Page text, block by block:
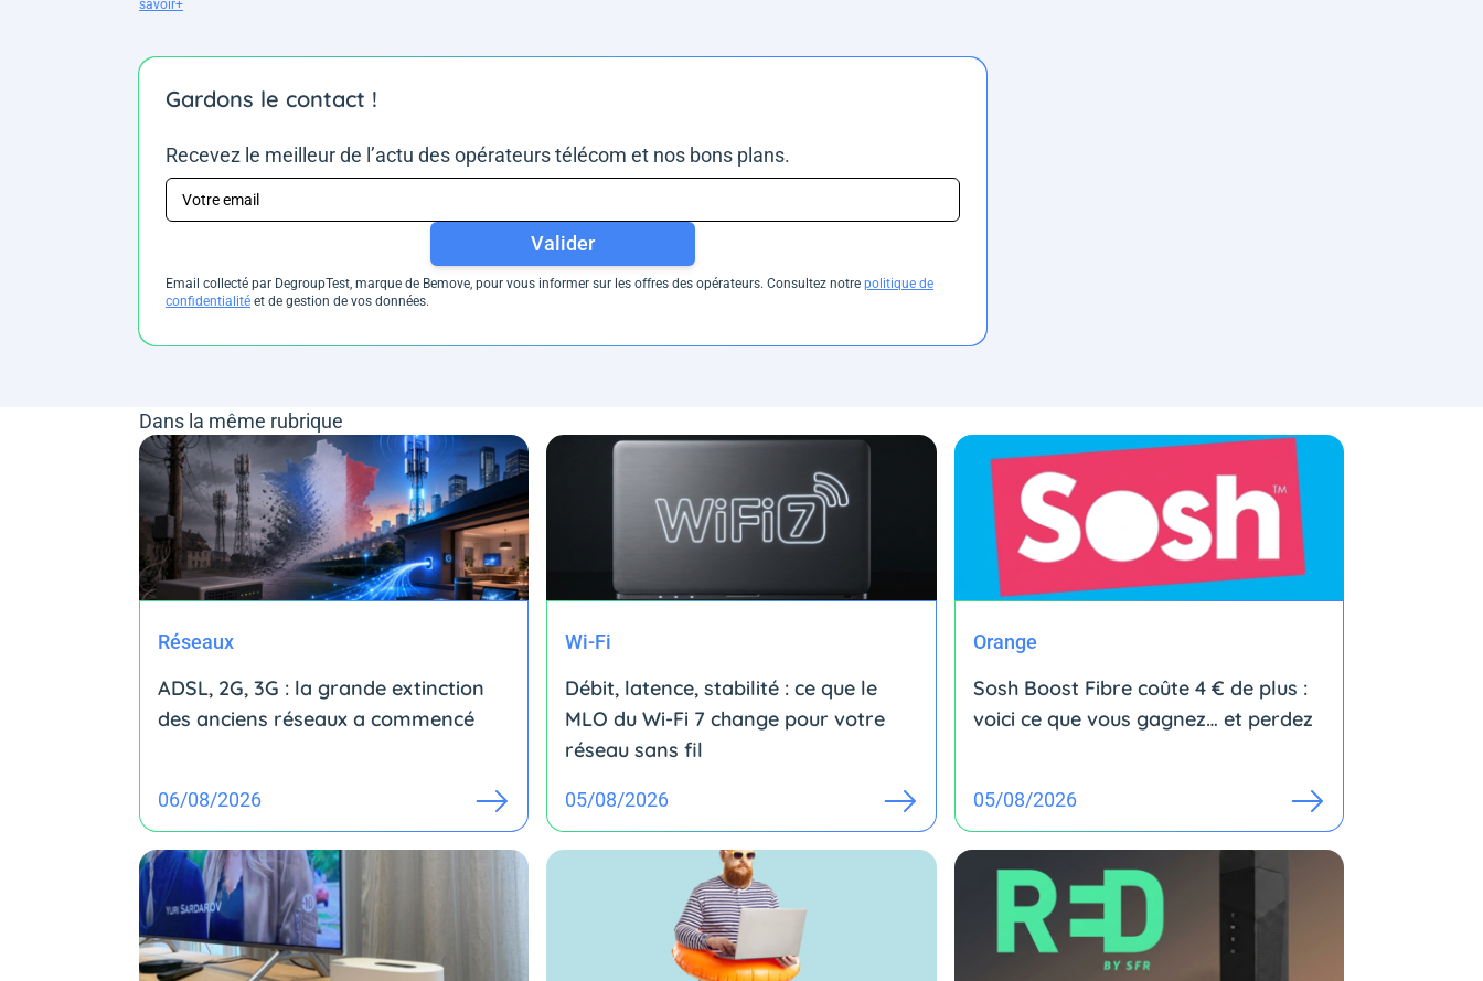
savoir+
Gardons le contact !
Recevez le meilleur de l’actu des opérateurs télécom et nos bons plans.
Valider
Email collecté par DegroupTest, marque de Bemove, pour vous informer sur les offres des opérateurs. Consultez notre politique de
confidentialité et de gestion de vos données.
Dans la même rubrique
Réseaux
ADSL, 2G, 3G : la grande extinction
des anciens réseaux a commencé
06/08/2026
Wi-Fi
Débit, latence, stabilité : ce que le
MLO du Wi-Fi 7 change pour votre
réseau sans fil
05/08/2026
Orange
Sosh Boost Fibre coûte 4 € de plus :
voici ce que vous gagnez… et perdez
05/08/2026